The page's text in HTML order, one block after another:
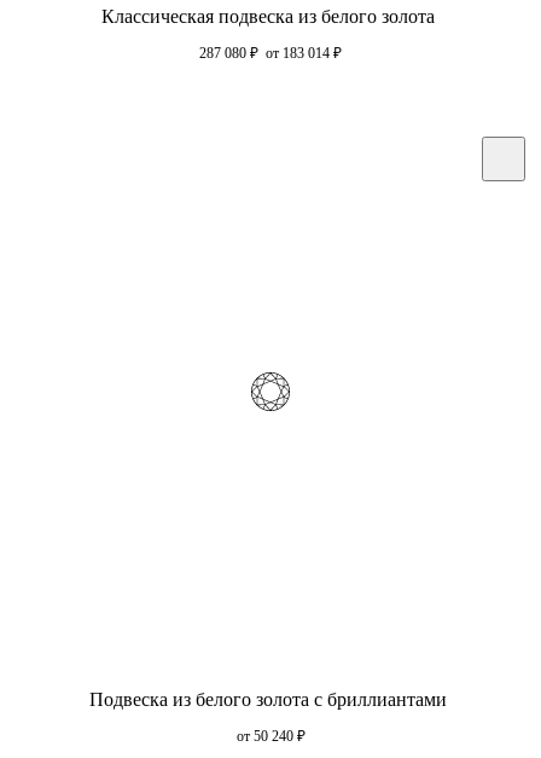
Классическая подвеска из белого золота
287 080 ₽ от 183 014 ₽
Подвеска из белого золота с бриллиантами
от 50 240 ₽